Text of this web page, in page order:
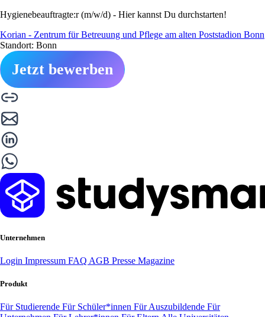
Hygienebeauftragte:r (m/w/d) - Hier kannst Du durchstarten!
Korian - Zentrum für Betreuung und Pflege am alten Poststadion Bonn
Standort: Bonn
Jetzt bewerben
Unternehmen
Login Impressum FAQ AGB Presse Magazine
Produkt
Für Studierende Für Schüler*innen Für Auszubildende Für